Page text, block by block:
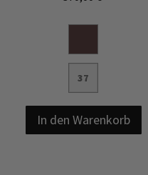
37
In den Warenkorb